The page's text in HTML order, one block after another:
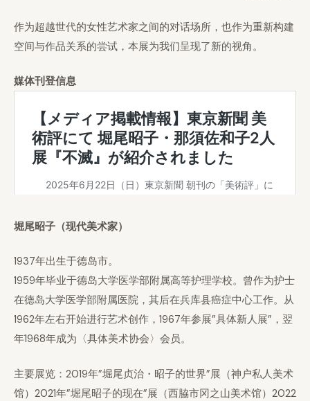
作为超越世代的女性艺术家之间的对话场所，也作为重新构建
空间与作品关系的尝试，本展为我们呈现了新的视角。
媒体刊登信息
堀尾昭子（现代美术家）
1937年出生于德岛市。
1959年毕业于德岛大学医学部附属高等护理学校。曾作为护士
在德岛大学医学部附属医院，其后在兵库县癌症中心工作。从
1962年左右开始进行艺术创作，1967年参展”具体新人展”，翌
年1968年成为〈具体美术协会〉会员。
主要展览：2019年”堀尾贞治・昭子的世界”展（神户私人美术
馆）2021年”堀尾昭子的现在”展（西脇市冈之山美术馆）2022